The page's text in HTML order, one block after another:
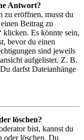
Antwort?
zu eröffnen, musst du
Beitrag zu
klicken. Es könnte sein,
bevor du einen
sind jeweils
aufgelistet. Z. B.
darfst Dateianhänge
löschen?
bist, kannst du
oder löschen. Du